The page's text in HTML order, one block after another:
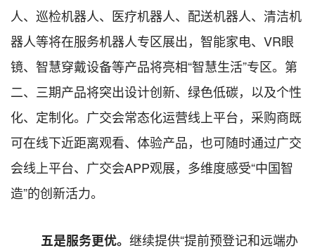
人、巡检机器人、医疗机器人、配送机器人、清洁机
器人等将在服务机器人专区展出，智能家电、 VR眼
镜、智慧穿戴设备等产品将亮相“智慧生活”专区。第
二、三期产品将突出设计创新、绿色低碳，以及个性
化、定制化。广交会常态化运营线上平台，采购商既
可在线下近距离观看、体验产品，也可随时通过广交
会线上平台、广交会APP观展，多维度感受“中国智
造”的创新活力。
五是服务更优。 继续提供“提前预登记和远端办